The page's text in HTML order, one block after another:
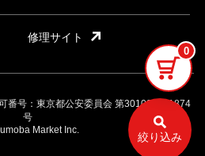
0
絞り込み
修理サイト
番号：東京都公安委員会 第301032121874
号
Market Inc.